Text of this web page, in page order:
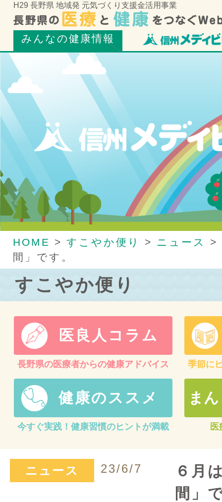
H29 長野県 地域発 元気づくり支援金活用事業
みんなの健康情報
HOME > すこやか便り > ニュース
>
間」です。
すこやか便り
医良人コラム
長野県の医療者からの健康アドバイス 季節に
健康のススメ
今すぐ実践！健康習慣のヒントが満載
ま
ニュース 23/6/7
６月
間」